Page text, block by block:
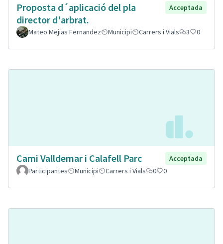
Proposta d´aplicació del pla
director d'arbrat.
Acceptada
Mateo Mejias Fernandez Municipi Carrers i Vials 3 0
Cami Valldemar i Calafell Parc
Acceptada
Participantes
Municipi Carrers i Vials 0 0